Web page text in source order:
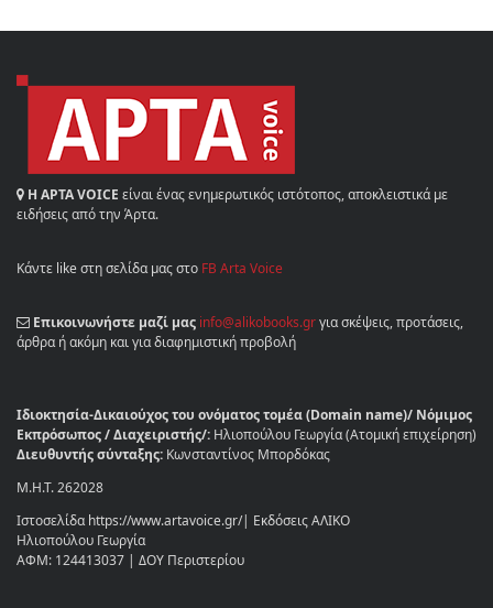
Η ΑΡΤΑ VOICE είναι ένας ενημερωτικός ιστότοπος, αποκλειστικά με
ειδήσεις από την Άρτα.
Κάντε like στη σελίδα μας στο FB Arta Voice
Επικοινωνήστε μαζί μας info@alikobooks.grγια σκέψεις, προτάσεις,
άρθρα ή ακόμη και για διαφημιστική προβολή
Ιδιοκτησία-Δικαιούχος του ονόματος τομέα (Domain name)/ Νόμιμος
Εκπρόσωπος / Διαχειριστής/: Ηλιοπούλου Γεωργία (Ατομική επιχείρηση)
Διευθυντής σύνταξης: Κωνσταντίνος Μπορδόκας
Μ.Η.Τ. 262028
Ιστοσελίδα https://www.artavoice.gr/| Εκδόσεις ΑΛΙΚΟ
Ηλιοπούλου Γεωργία
ΑΦΜ: 124413037 | ΔΟΥ Περιστερίου